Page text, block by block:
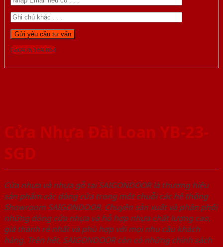
Gọi 0976.169.864
Cửa Nhựa Đài Loan YB-23-
SGD
Cửa nhựa và nhựa gỗ tại SAIGONDOOR là thương hiệu
sản phẩm các dòng cửa trong một chuỗi các hệ thống
Showroom SAIGONDOOR. Chuyên sản xuất và phân phối
những dòng cửa nhựa và hỗ hợp nhựa chất lượng cao,
giá thành rẻ nhất và phù hợp với mọi nhu cầu khách
hàng. Trên hết, SAIGONDOOR còn có những chính sách